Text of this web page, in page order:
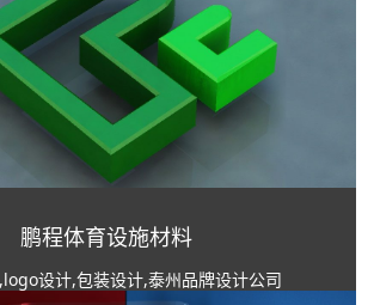
鹏程体育设施材料
设计,包装设计,泰州品牌设计公司